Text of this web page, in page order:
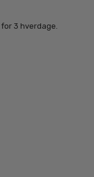
3 hverdage.